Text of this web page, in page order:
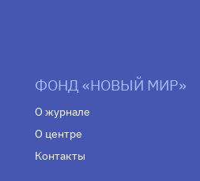
ФОНД «НОВЫЙ МИР»
О журнале
О центре
Контакты